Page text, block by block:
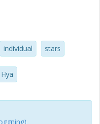
Array (ALMA) to
stellar continuum with
0.55. The maser
the star because CO J =
stellar atmosphere is
a previously observed
H2O masers and
individual stars